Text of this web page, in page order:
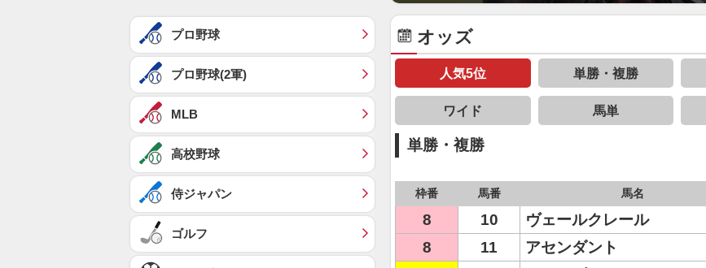
オッズ
人気5位 単勝・複勝
ワイド 馬単
単勝・複勝
枠番 馬番 馬名
8 10 ヴェールクレール
8
11 アセンダント
プロ野球
プロ野球(2軍)
MLB
高校野球
侍ジャパン
ゴルフ